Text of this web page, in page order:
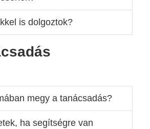
is dolgoztok?
megy a tanácsadás?
ha segítségre van